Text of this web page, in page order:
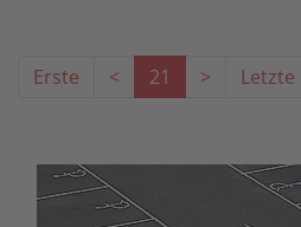
Erste < 21 > Letzte